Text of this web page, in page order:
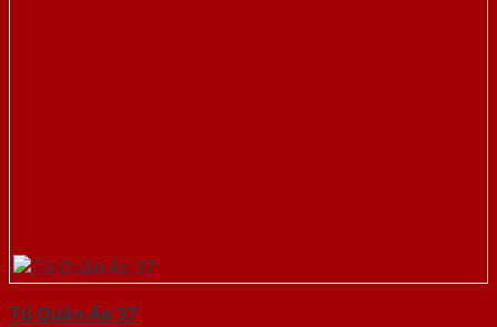
Tủ Quần Áo 37